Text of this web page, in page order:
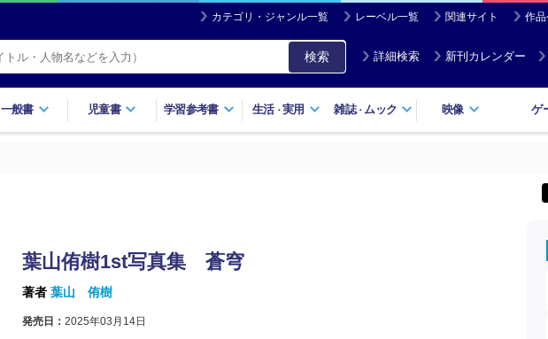
カテゴリ・ジャンル一覧 レーベル一覧 関連サイト 作
検索 詳細検索 新刊カレンダー
一般書 児童書 学習参考書 生活・実用 雑誌・ ムック 映像 ゲ
葉山侑樹1st写真集 蒼穹
著者 葉山 侑樹
発売日： 2025年03月14日